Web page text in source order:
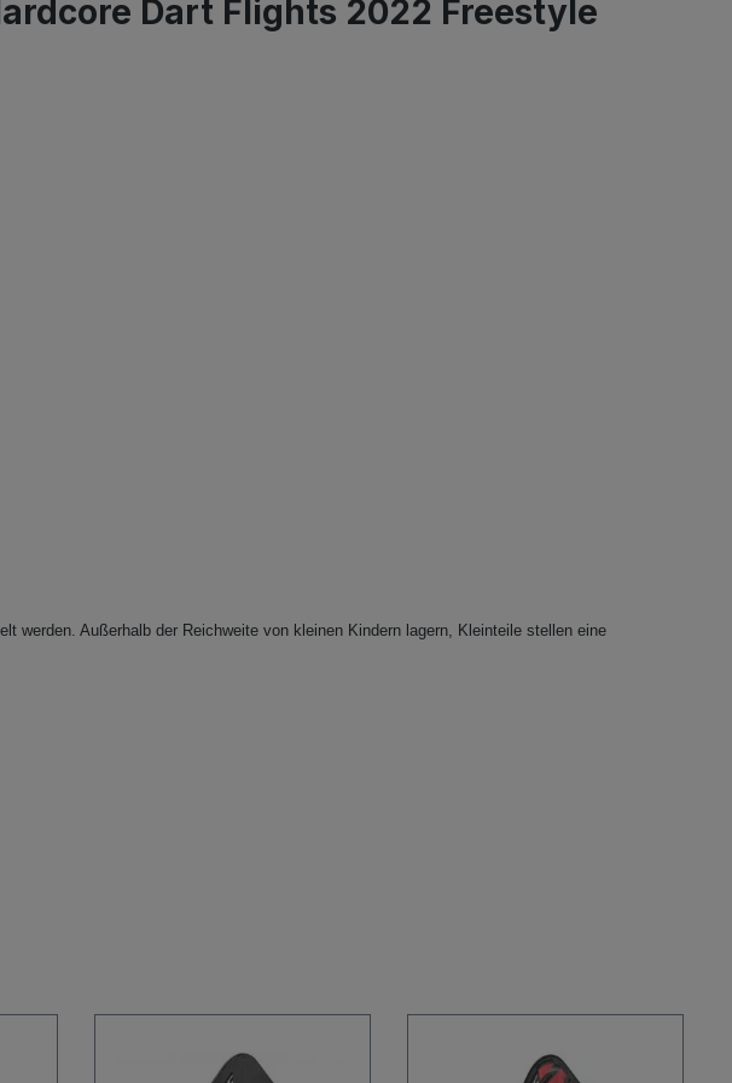
Dart Flights 2022 Freestyle
werden. Außerhalb der Reichweite von kleinen Kindern lagern, Kleinteile stellen eine